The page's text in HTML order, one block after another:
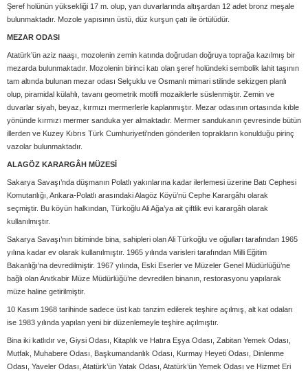
Şeref holünün yüksekliği 17 m. olup, yan duvarlarında altışardan 12 adet bronz meşale
bulunmaktadır. Mozole yapısının üstü, düz kurşun çatı ile örtülüdür.
MEZAR ODASI
Atatürk’ün aziz naaşı, mozolenin zemin katında doğrudan doğruya toprağa kazılmış bir
mezarda bulunmaktadır. Mozolenin birinci katı olan şeref holündeki sembolik lahit taşının
tam altında bulunan mezar odası Selçuklu ve Osmanlı mimari stilinde sekizgen planlı
olup, piramidal külahlı, tavanı geometrik motifli mozaiklerle süslenmiştir. Zemin ve
duvarlar siyah, beyaz, kırmızı mermerlerle kaplanmıştır. Mezar odasının ortasında kıble
yönünde kırmızı mermer sanduka yer almaktadır. Mermer sandukanın çevresinde bütün
illerden ve Kuzey Kıbrıs Türk Cumhuriyeti’nden gönderilen toprakların konulduğu pirinç
vazolar bulunmaktadır.
ALAGÖZ KARARGÂH MÜZESİ
Sakarya Savaşı’nda düşmanın Polatlı yakınlarına kadar ilerlemesi üzerine Batı Cephesi
Komutanlığı, Ankara-Polatlı arasındaki Alagöz Köyü’nü Cephe Karargâhı olarak
seçmiştir. Bu köyün halkından, Türkoğlu Ali Ağa’ya ait çiftlik evi karargâh olarak
kullanılmıştır.
Sakarya Savaşı’nın bitiminde bina, sahipleri olan Ali Türkoğlu ve oğulları tarafından 1965
yılına kadar ev olarak kullanılmıştır. 1965 yılında varisleri tarafından Milli Eğitim
Bakanlığı’na devredilmiştir. 1967 yılında, Eski Eserler ve Müzeler Genel Müdürlüğü’ne
bağlı olan Anıtkabir Müze Müdürlüğü’ne devredilen binanın, restorasyonu yapılarak
müze haline getirilmiştir.
10 Kasım 1968 tarihinde sadece üst katı tanzim edilerek teşhire açılmış, alt kat odaları
ise 1983 yılında yapılan yeni bir düzenlemeyle teşhire açılmıştır.
Bina iki katlıdır ve, Giysi Odası, Kitaplık ve Hatıra Eşya Odası, Zabitan Yemek Odası,
Mutfak, Muhabere Odası, Başkumandanlık Odası, Kurmay Heyeti Odası, Dinlenme
Odası, Yaveler Odası, Atatürk’ün Yatak Odası, Atatürk’ün Yemek Odası ve Hizmet Eri